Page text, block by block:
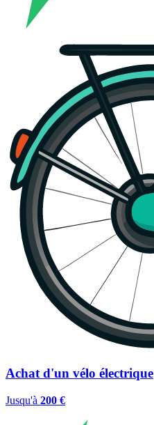
Achat d'un vélo électrique
Jusqu'à 200 €